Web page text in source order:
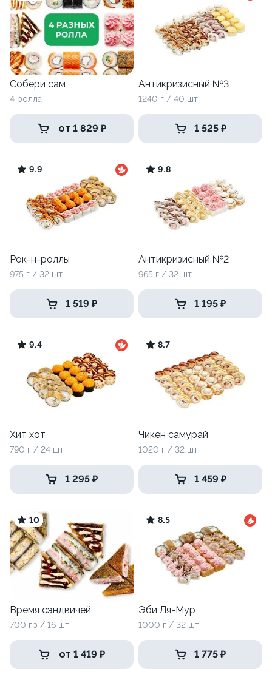
Собери сам
4 ролла
от 1 829 ₽
Антикризисный №3
1240 г / 40 шт
1 525 ₽
9.9
Рок-н-роллы
975 г / 32 шт
1 519 ₽
9.8
Антикризисный №2
965 г / 32 шт
1 195 ₽
9.4
Хит хот
790 г / 24 шт
1 295 ₽
8.7
Чикен самурай
1020 г / 32 шт
1 459 ₽
10
Время сэндвичей
700 гр / 16 шт
от 1 419 ₽
8.5
Эби Ля-Мур
1000 г / 32 шт
1 775 ₽